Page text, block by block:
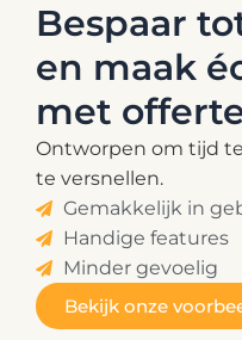
Bespaar
en maak
met
Ontworpen om tijd
te versnellen.
Gemakkelijk in
Handige features
Minder gevoelig
Bekijk onze